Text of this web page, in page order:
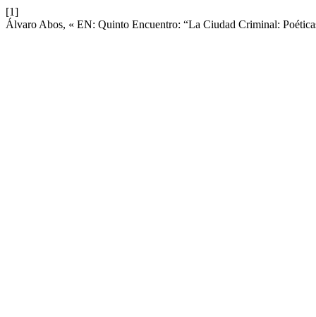
[1]
Álvaro Abos, « EN: Quinto Encuentro: “La Ciudad Criminal: